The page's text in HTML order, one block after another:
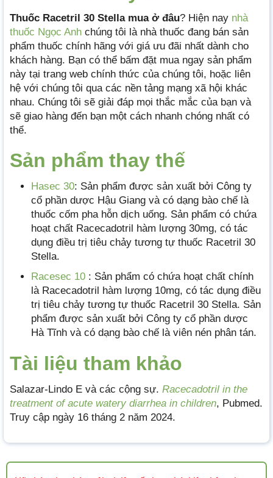
Thuốc Racetril 30 Stella mua ở đâu? Hiện nay nhà
thuốc Ngọc Anh chúng tôi là nhà thuốc đang bán sản
phẩm thuốc chính hãng với giá ưu đãi nhất dành cho
khách hàng. Bạn có thể bấm đặt mua ngay sản phẩm
này tại trang web chính thức của chúng tôi, hoặc liên
hệ với chúng tôi qua các nền tảng mạng xã hội khác
nhau. Chúng tôi sẽ giải đáp mọi thắc mắc của bạn và
sẽ giao hàng đến bạn một cách nhanh chóng nhất có
thể.
Sản phẩm thay thế
Hasec 30: Sản phẩm được sản xuất bởi Công ty
cổ phần dược Hậu Giang và có dạng bào chế là
thuốc cốm pha hỗn dịch uống. Sản phẩm có chứa
hoạt chất Racecadotril hàm lượng 30mg, có tác
dụng điều trị tiêu chảy tương tự thuốc Racetril 30
Stella.
Racesec 10 : Sản phẩm có chứa hoạt chất chính
là Racecadotril hàm lượng 10mg, có tác dụng điều
trị tiêu chảy tương tự thuốc Racetril 30 Stella. Sản
phẩm được sản xuất bởi Công ty cổ phần dược
Hà Tĩnh và có dạng bào chế là viên nén phân tán.
Tài liệu tham khảo
Salazar-Lindo E và các cộng sự. Racecadotril in the
treatment of acute watery diarrhea in children, Pubmed.
Truy cập ngày 16 tháng 2 năm 2024.